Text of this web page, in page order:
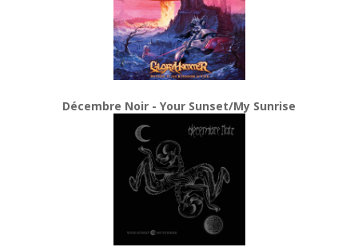
Décembre Noir - Your Sunset/My Sunrise